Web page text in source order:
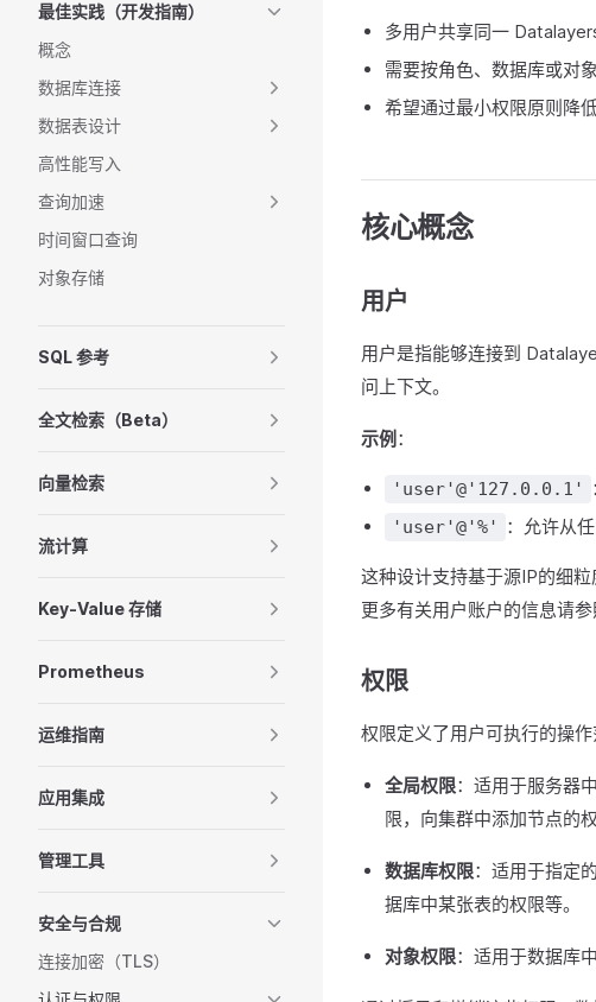
最佳实践（开发指南）
概念
数据库连接
数据表设计
高性能写入
查询加速
时间窗口查询
对象存储
SQL 参考
全文检索（Beta）
向量检索
流计算
Key-Value 存储
Prometheus
运维指南
应用集成
管理工具
安全与合规
连接加密（TLS）
多用户共享同一
需要按角色、数据库或对
希望通过最小权限原则降
核心概念
用户
用户是指能够连接到
问上下文。
示例 ：
'user'@'127.0.0.1'
'user'@'%' ：允许从
这种设计支持基于源IP的细
更多有关用户账户的信息请参
权限
权限定义了用户可执行的操
全局权限：适用于服务器
限，向集群中添加节点的权
数据库权限：适用于指定
据库中某张表的权限等。
对象权限：适用于数据库